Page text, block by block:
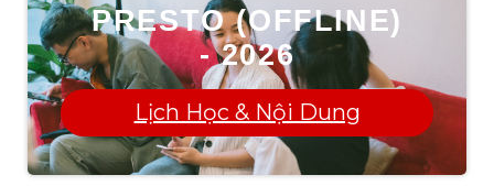
PRESTO (OFFLINE)
- 2026
Lịch Học & Nội Dung